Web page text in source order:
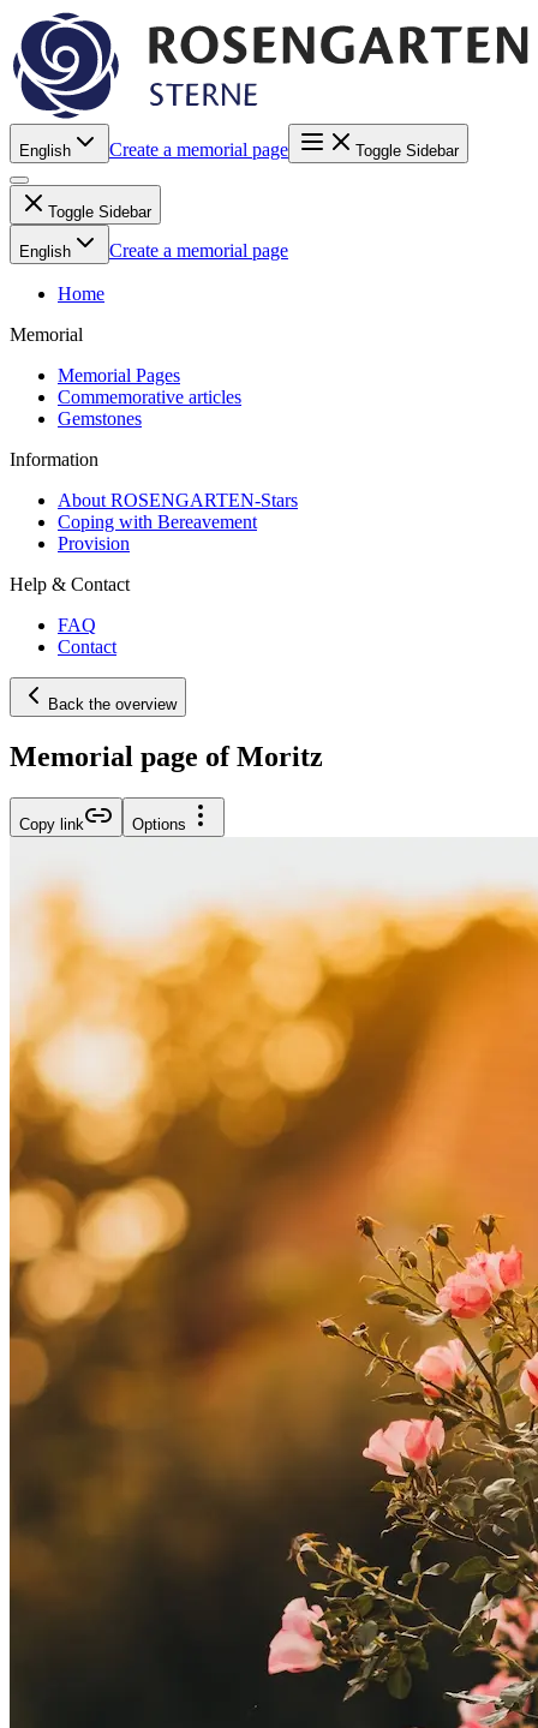
English Create a memorial page Toggle Sidebar
Toggle Sidebar
English Create a memorial page
Home
Memorial
Memorial Pages
Commemorative articles
Gemstones
Information
About ROSENGARTEN-Stars
Coping with Bereavement
Provision
Help & Contact
FAQ
Contact
Back the overview
Memorial page of Moritz
Copy link Options